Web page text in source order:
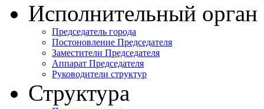
Исполнительный орган
Председатель города
Постоновление Председателя
Заместители Председателя
Аппарат Председателя
Руководители структур
Структура